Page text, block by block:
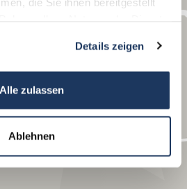
Details zeigen
Alle zulassen
Ablehnen
Hertine